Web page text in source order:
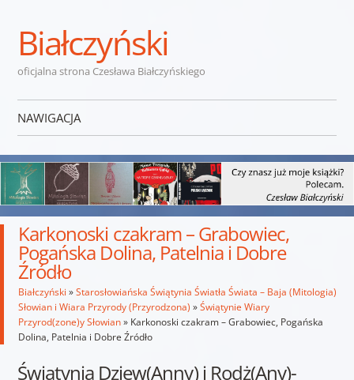
Białczyński
oficjalna strona Czesława Białczyńskiego
NAWIGACJA
Karkonoski czakram – Grabowiec,
Pogańska Dolina, Patelnia i Dobre
Źródło
Białczyński »Starosłowiańska Świątynia Światła Świata – Baja (Mitologia)
Słowian i Wiara Przyrody (Przyrodzona) »Świątynie Wiary
Przyrod(zone)y Słowian» Karkonoski czakram – Grabowiec, Pogańska
Dolina, Patelnia i Dobre Źródło
Świątynia Dziew(Anny) i Rodż(Any)-